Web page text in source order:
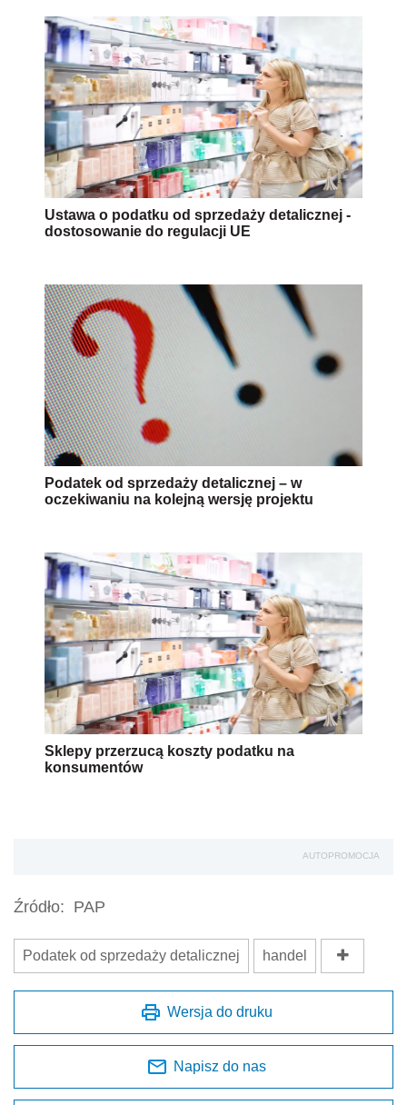
Ustawa o podatku od sprzedaży detalicznej -
dostosowanie do regulacji UE
Podatek od sprzedaży detalicznej – w
oczekiwaniu na kolejną wersję projektu
Sklepy przerzucą koszty podatku na
konsumentów
AUTOPROMOCJA
Źródło: PAP
Podatek od sprzedaży detalicznej handel
Wersja do druku
Napisz do nas